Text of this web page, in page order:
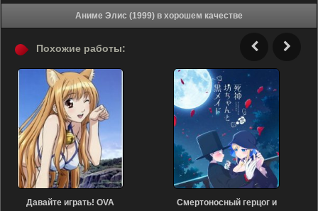
Аниме Элис (1999) в хорошем качестве
Похожие работы:
Давайте играть! OVA
Смертоносный герцог и